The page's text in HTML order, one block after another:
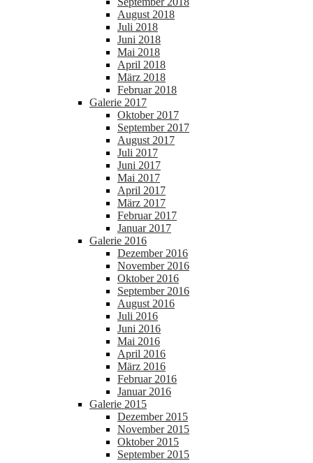
August 2018
Juli 2018
Juni 2018
Mai 2018
April 2018
März 2018
Februar 2018
Galerie 2017
Oktober 2017
September 2017
August 2017
Juli 2017
Juni 2017
Mai 2017
April 2017
März 2017
Februar 2017
Januar 2017
Galerie 2016
Dezember 2016
November 2016
Oktober 2016
September 2016
August 2016
Juli 2016
Juni 2016
Mai 2016
April 2016
März 2016
Februar 2016
Januar 2016
Galerie 2015
Dezember 2015
November 2015
Oktober 2015
September 2015